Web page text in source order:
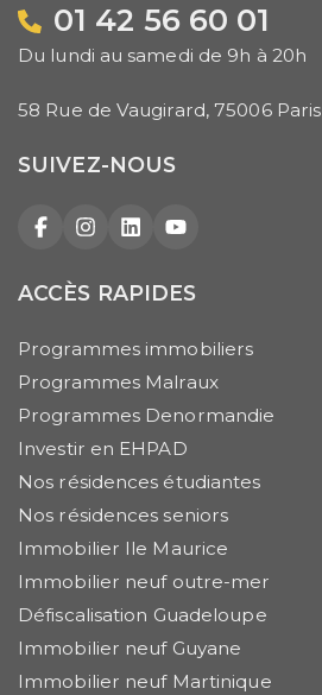
01 42 56 60 01
Du lundi au samedi de 9h à 20h
58 Rue de Vaugirard, 75006 Paris
SUIVEZ-NOUS
FacebookInstagram
LinkedInYouTube
ACCÈS RAPIDES
Programmes immobiliers
Programmes Malraux
Programmes Denormandie
Investir en EHPAD
Nos résidences étudiantes
Nos résidences seniors
Immobilier Ile Maurice
Immobilier neuf outre-mer
Défiscalisation Guadeloupe
Immobilier neuf Guyane
Immobilier neuf Martinique